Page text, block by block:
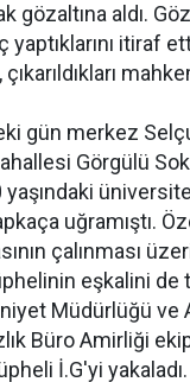
gözaltına aldı.
yaptıklarını itiraf
gün merkez
Görgülü
uğramıştı.
çalınması
eşkalini de
Müdürlüğü ve
Büro Amirliği
İ.G'yi